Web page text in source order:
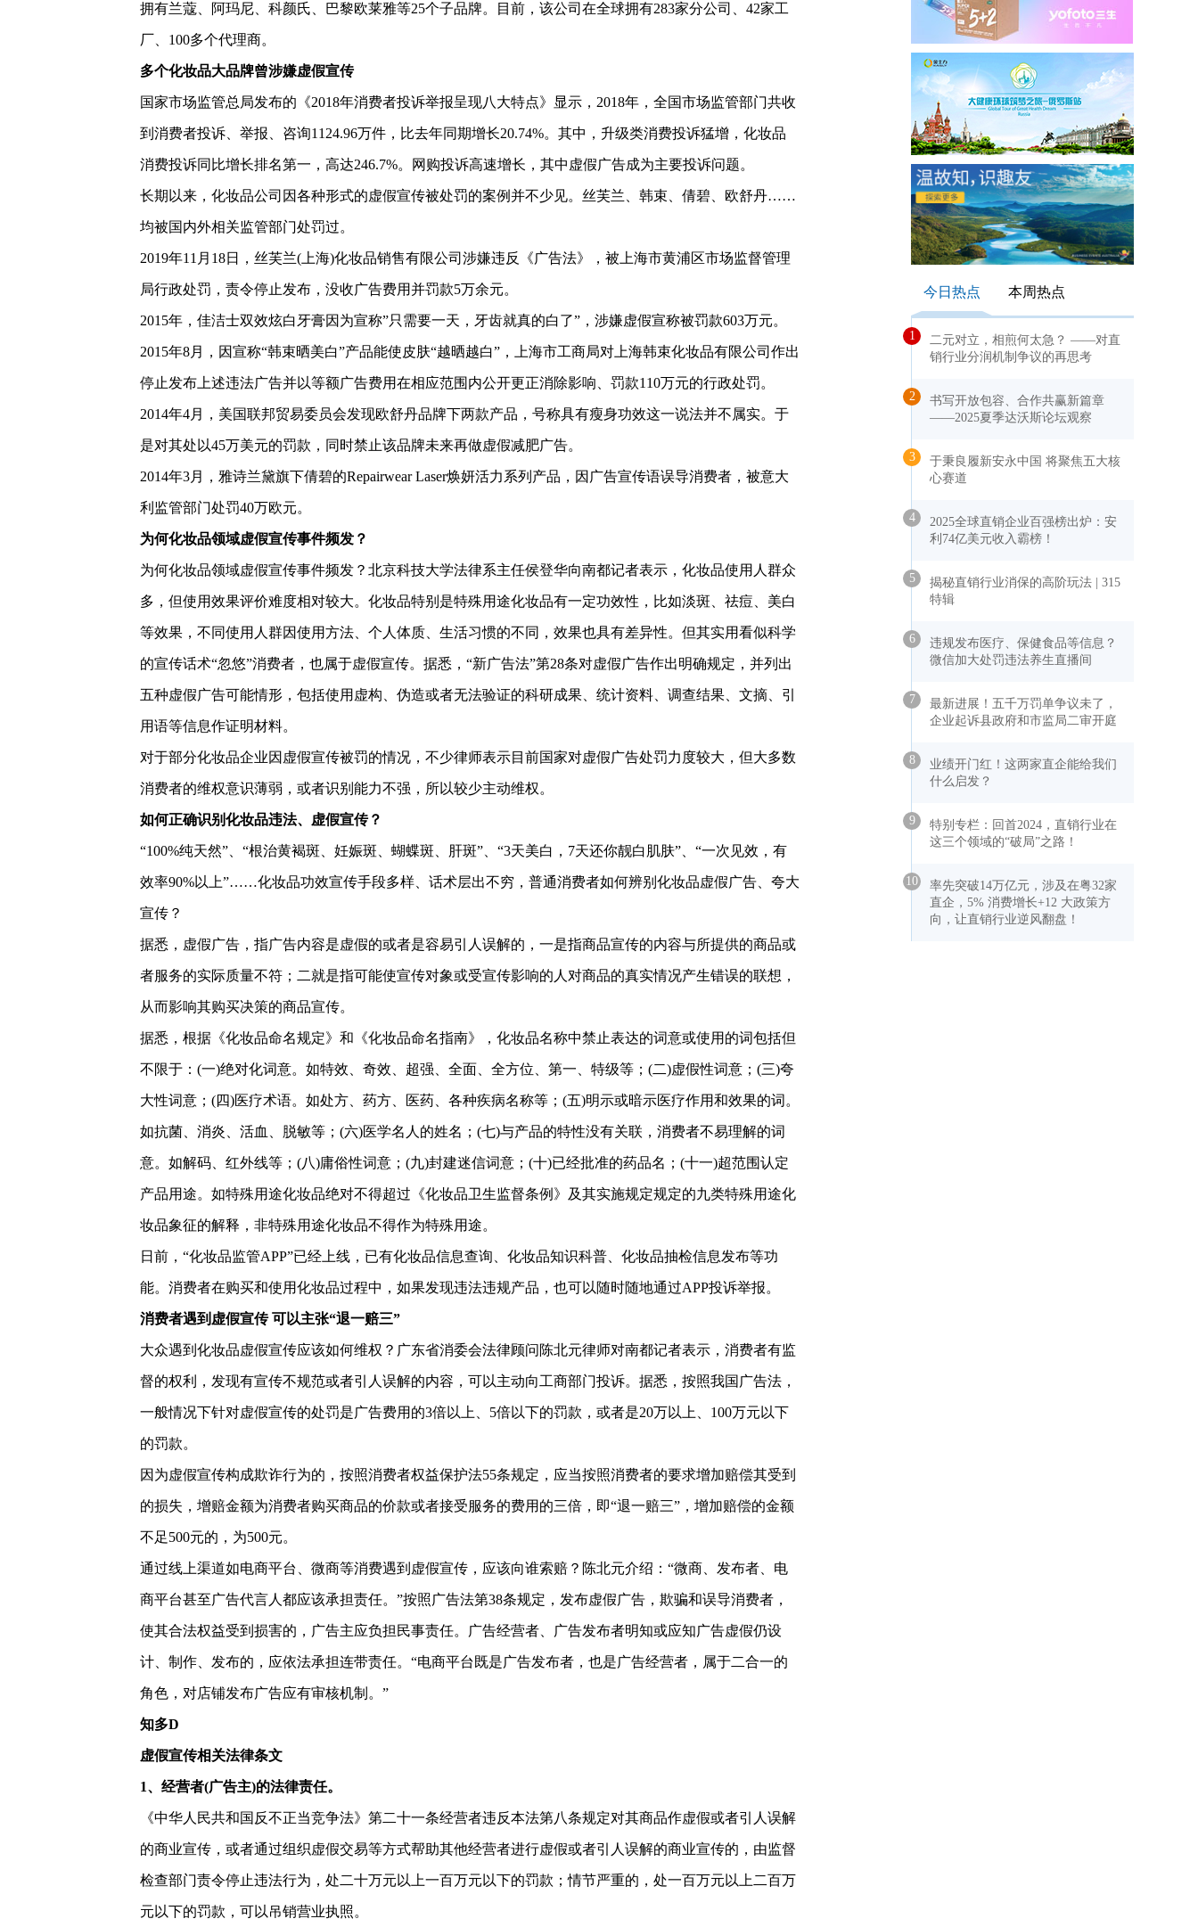
拥有兰蔻、阿玛尼、科颜氏、巴黎欧莱雅等25个子品牌。目前，该公司在全球拥有283家分公司、42家工
厂、100多个代理商。
多个化妆品大品牌曾涉嫌虚假宣传
国家市场监管总局发布的《2018年消费者投诉举报呈现八大特点》显示，2018年，全国市场监管部门共收
到消费者投诉、举报、咨询1124.96万件，比去年同期增长20.74%。其中，升级类消费投诉猛增，化妆品
消费投诉同比增长排名第一，高达246.7%。网购投诉高速增长，其中虚假广告成为主要投诉问题。
长期以来，化妆品公司因各种形式的虚假宣传被处罚的案例并不少见。丝芙兰、韩束、倩碧、欧舒丹……
均被国内外相关监管部门处罚过。
2019年11月18日，丝芙兰(上海)化妆品销售有限公司涉嫌违反《广告法》，被上海市黄浦区市场监督管理
局行政处罚，责令停止发布，没收广告费用并罚款5万余元。
2015年，佳洁士双效炫白牙膏因为宣称”只需要一天，牙齿就真的白了”，涉嫌虚假宣称被罚款603万元。
2015年8月，因宣称“韩束晒美白”产品能使皮肤“越晒越白”，上海市工商局对上海韩束化妆品有限公司作出
停止发布上述违法广告并以等额广告费用在相应范围内公开更正消除影响、罚款110万元的行政处罚。
2014年4月，美国联邦贸易委员会发现欧舒丹品牌下两款产品，号称具有瘦身功效这一说法并不属实。于
是对其处以45万美元的罚款，同时禁止该品牌未来再做虚假减肥广告。
2014年3月，雅诗兰黛旗下倩碧的Repairwear Laser焕妍活力系列产品，因广告宣传语误导消费者，被意大
利监管部门处罚40万欧元。
为何化妆品领域虚假宣传事件频发？
为何化妆品领域虚假宣传事件频发？北京科技大学法律系主任侯登华向南都记者表示，化妆品使用人群众
多，但使用效果评价难度相对较大。化妆品特别是特殊用途化妆品有一定功效性，比如淡斑、祛痘、美白
等效果，不同使用人群因使用方法、个人体质、生活习惯的不同，效果也具有差异性。但其实用看似科学
的宣传话术“忽悠”消费者，也属于虚假宣传。据悉，“新广告法”第28条对虚假广告作出明确规定，并列出
五种虚假广告可能情形，包括使用虚构、伪造或者无法验证的科研成果、统计资料、调查结果、文摘、引
用语等信息作证明材料。
对于部分化妆品企业因虚假宣传被罚的情况，不少律师表示目前国家对虚假广告处罚力度较大，但大多数
消费者的维权意识薄弱，或者识别能力不强，所以较少主动维权。
如何正确识别化妆品违法、虚假宣传？
“100%纯天然”、“根治黄褐斑、妊娠斑、蝴蝶斑、肝斑”、“3天美白，7天还你靓白肌肤”、“一次见效，有
效率90%以上”……化妆品功效宣传手段多样、话术层出不穷，普通消费者如何辨别化妆品虚假广告、夸大
宣传？
据悉，虚假广告，指广告内容是虚假的或者是容易引人误解的，一是指商品宣传的内容与所提供的商品或
者服务的实际质量不符；二就是指可能使宣传对象或受宣传影响的人对商品的真实情况产生错误的联想，
从而影响其购买决策的商品宣传。
据悉，根据《化妆品命名规定》和《化妆品命名指南》，化妆品名称中禁止表达的词意或使用的词包括但
不限于：(一)绝对化词意。如特效、奇效、超强、全面、全方位、第一、特级等；(二)虚假性词意；(三)夸
大性词意；(四)医疗术语。如处方、药方、医药、各种疾病名称等；(五)明示或暗示医疗作用和效果的词。
如抗菌、消炎、活血、脱敏等；(六)医学名人的姓名；(七)与产品的特性没有关联，消费者不易理解的词
意。如解码、红外线等；(八)庸俗性词意；(九)封建迷信词意；(十)已经批准的药品名；(十一)超范围认定
产品用途。如特殊用途化妆品绝对不得超过《化妆品卫生监督条例》及其实施规定规定的九类特殊用途化
妆品象征的解释，非特殊用途化妆品不得作为特殊用途。
日前，“化妆品监管APP”已经上线，已有化妆品信息查询、化妆品知识科普、化妆品抽检信息发布等功
能。消费者在购买和使用化妆品过程中，如果发现违法违规产品，也可以随时随地通过APP投诉举报。
消费者遇到虚假宣传 可以主张“退一赔三”
大众遇到化妆品虚假宣传应该如何维权？广东省消委会法律顾问陈北元律师对南都记者表示，消费者有监
督的权利，发现有宣传不规范或者引人误解的内容，可以主动向工商部门投诉。据悉，按照我国广告法，
一般情况下针对虚假宣传的处罚是广告费用的3倍以上、5倍以下的罚款，或者是20万以上、100万元以下
的罚款。
因为虚假宣传构成欺诈行为的，按照消费者权益保护法55条规定，应当按照消费者的要求增加赔偿其受到
的损失，增赔金额为消费者购买商品的价款或者接受服务的费用的三倍，即“退一赔三”，增加赔偿的金额
不足500元的，为500元。
通过线上渠道如电商平台、微商等消费遇到虚假宣传，应该向谁索赔？陈北元介绍：“微商、发布者、电
商平台甚至广告代言人都应该承担责任。”按照广告法第38条规定，发布虚假广告，欺骗和误导消费者，
使其合法权益受到损害的，广告主应负担民事责任。广告经营者、广告发布者明知或应知广告虚假仍设
计、制作、发布的，应依法承担连带责任。“电商平台既是广告发布者，也是广告经营者，属于二合一的
角色，对店铺发布广告应有审核机制。”
知多D
虚假宣传相关法律条文
1、经营者(广告主)的法律责任。
《中华人民共和国反不正当竞争法》第二十一条经营者违反本法第八条规定对其商品作虚假或者引人误解
的商业宣传，或者通过组织虚假交易等方式帮助其他经营者进行虚假或者引人误解的商业宣传的，由监督
检查部门责令停止违法行为，处二十万元以上一百万元以下的罚款；情节严重的，处一百万元以上二百万
元以下的罚款，可以吊销营业执照。
今日热点 本周热点
1
二元对立，相煎何太急？ ——对直
销行业分润机制争议的再思考
2
书写开放包容、合作共赢新篇章
——2025夏季达沃斯论坛观察
3
于秉良履新安永中国 将聚焦五大核
心赛道
4
2025全球直销企业百强榜出炉：安
利74亿美元收入霸榜！
5
揭秘直销行业消保的高阶玩法 | 315
特辑
6
违规发布医疗、保健食品等信息？
微信加大处罚违法养生直播间
7
最新进展！五千万罚单争议未了，
企业起诉县政府和市监局二审开庭
8
业绩开门红！这两家直企能给我们
什么启发？
9
特别专栏：回首2024，直销行业在
这三个领域的“破局”之路！
10
率先突破14万亿元，涉及在粤32家
直企，5% 消费增长+12 大政策方
向，让直销行业逆风翻盘！